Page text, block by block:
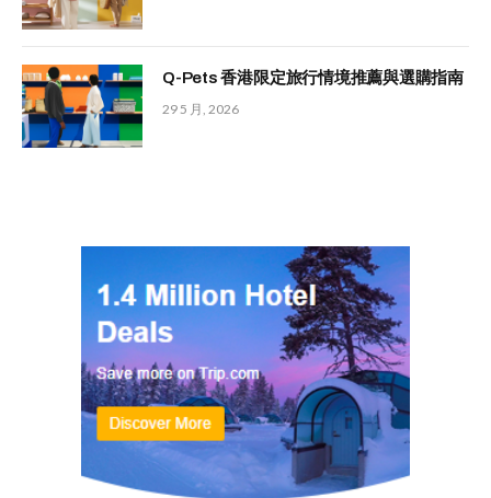
Q-Pets 香港限定旅行情境推薦與選購指南
29 5 月, 2026